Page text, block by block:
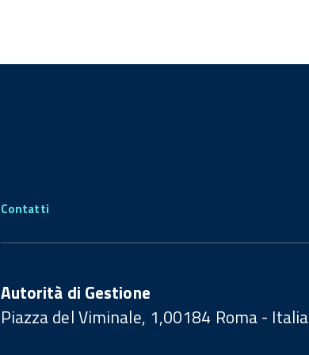
Contatti
Autorità di Gestione
Piazza del Viminale, 1,00184 Roma - Italia